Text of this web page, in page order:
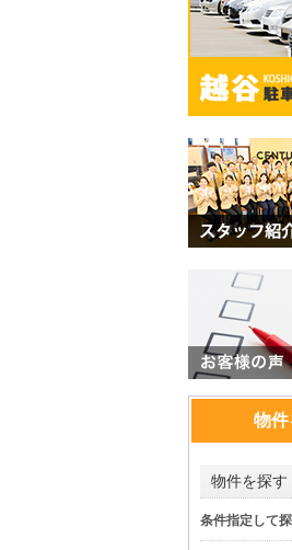
物
物件を探す
条件指定して